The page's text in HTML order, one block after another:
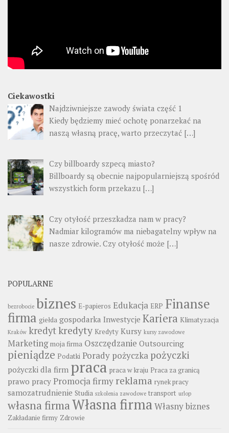
Ciekawostki
Najdziwniejsze zawody świata część 1
Kiedy będziemy mieć ochotę ponarzekać na
naszą własną pracę, warto przeczytać […]
Czy billboardy szpecą miasto?
Billboardy są obecnie najpopularniejszą spośród
wszystkich form przekazu […]
Czy otyłość przeszkadza nam w pracy?
Nadmiar kilogramów ma niebagatelny wpływ na
nasze zdrowie. Czy otyłość może […]
POPULARNE
bezrobocie biznes E-papieros Edukacja ERP Finanse
firma giełda gospodarka Inwestycje Kariera Klimatyzacja
Kraków kredytkredyty Kredyty Kursy kursy zawodowe
Marketing moja firma Oszczędzanie Outsourcing
pieniądze Podatki Porady pożyczka pożyczki
pożyczki dla firm praca praca w kraju Praca za granicą
prawo pracy Promocja firmy reklama rynek pracy
samozatrudnienie Studia szkolenia zawodowe transport urlop
własna firmaWłasna firmaWłasny biznes
Zakładanie firmy Zdrowie